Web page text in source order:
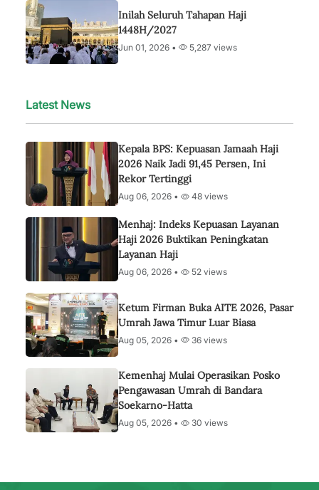
Inilah Seluruh Tahapan Haji
1448H/2027
Jun 01, 2026 • 5,287 views
Latest News
Kepala BPS: Kepuasan Jamaah Haji
2026 Naik Jadi 91,45 Persen, Ini
Rekor Tertinggi
Aug 06, 2026 • 48 views
Menhaj: Indeks Kepuasan Layanan
Haji 2026 Buktikan Peningkatan
Layanan Haji
Aug 06, 2026 • 52 views
Ketum Firman Buka AITE 2026, Pasar
Umrah Jawa Timur Luar Biasa
Aug 05, 2026 • 36 views
Kemenhaj Mulai Operasikan Posko
Pengawasan Umrah di Bandara
Soekarno-Hatta
Aug 05, 2026 • 30 views